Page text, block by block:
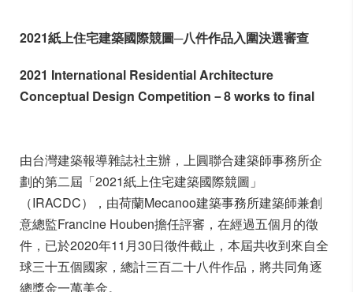
2021紙上住宅建築國際競圖─八件作品入圍決選審查
2021 International Residential Architecture
Conceptual Design Competition －8 works to final
由台灣建築報導雜誌社主辦，上圓聯合建築師事務所企
劃的第二屆「2021紙上住宅建築國際競圖」
（IRACDC），由荷蘭Mecanoo建築事務所建築師兼創
意總監Francine Houben擔任評審，在經過五個月的徵
件，已於2020年11月30日徵件截止，本屆共收到來自全
球三十五個國家，總計三百二十八件作品，將共同角逐
總獎金一萬美金。